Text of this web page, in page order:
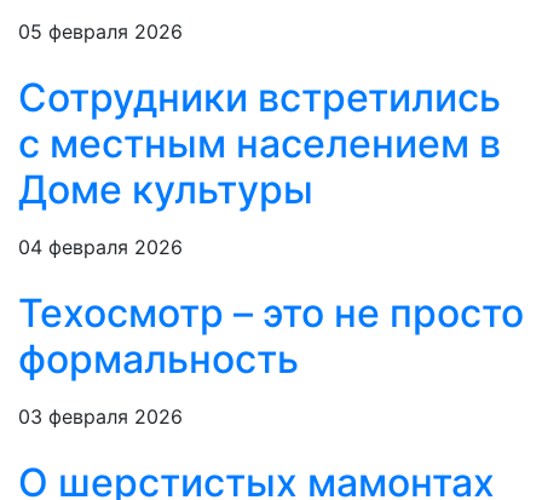
05 февраля 2026
Сотрудники встретились
с местным населением в
Доме культуры
04 февраля 2026
Техосмотр – это не просто
формальность
03 февраля 2026
О шерстистых мамонтах